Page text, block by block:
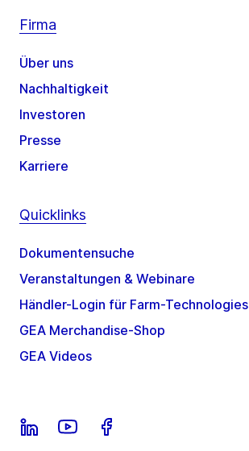
Firma
Über uns
Nachhaltigkeit
Investoren
Presse
Karriere
Quicklinks
Dokumentensuche
Veranstaltungen & Webinare
Händler-Login für Farm-Technologies
GEA Merchandise-Shop
GEA Videos